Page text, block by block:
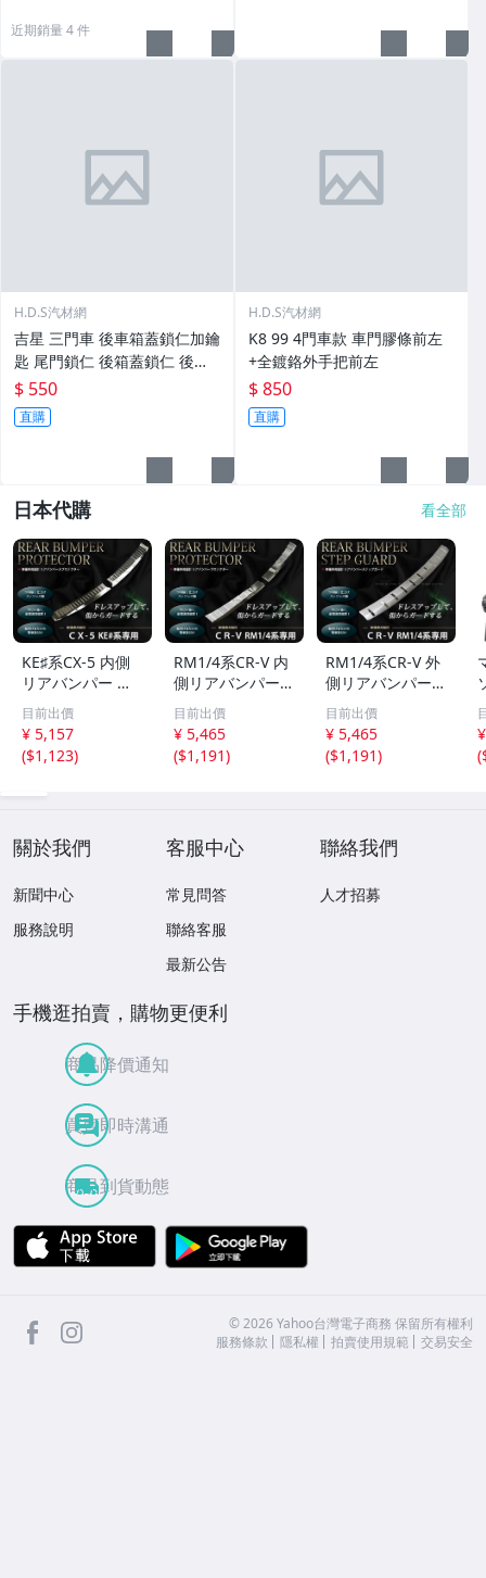
近期銷量 4 件
H.D.S汽材網
吉星 三門車 後車箱蓋鎖仁加鑰
匙 尾門鎖仁 後箱蓋鎖仁 後蓋
鎖仁
$ 550
直購
H.D.S汽材網
K8 99 4門車款 車門膠條前左
+全鍍鉻外手把前左
$ 850
直購
日本代購 看全部
KE♯系CX-5 内側
リアバンパー ス
テップカバー メ
ッキカバー
目前出價
¥ 5,157
($1,123)
RM1/4系CR-V 内
側リアバンパー
ステップカバー
メッキカバー
目前出價
¥ 5,465
($1,191)
RM1/4系CR-V 外
側リアバンパー
ステップカバー
メッキカバー
目前出價
¥ 5,465
($1,191)
(
關於我們
新聞中心
服務說明
客服中心
常見問答
聯絡客服
最新公告
聯絡我們
人才招募
手機逛拍賣，購物更便利
商品降價通知
買賣即時溝通
商品到貨動態
APP Store
facebook ©2026 Yahoo台灣電子商務 保留所有權利
服務條款
隱私權 拍賣使用規範 交易安全